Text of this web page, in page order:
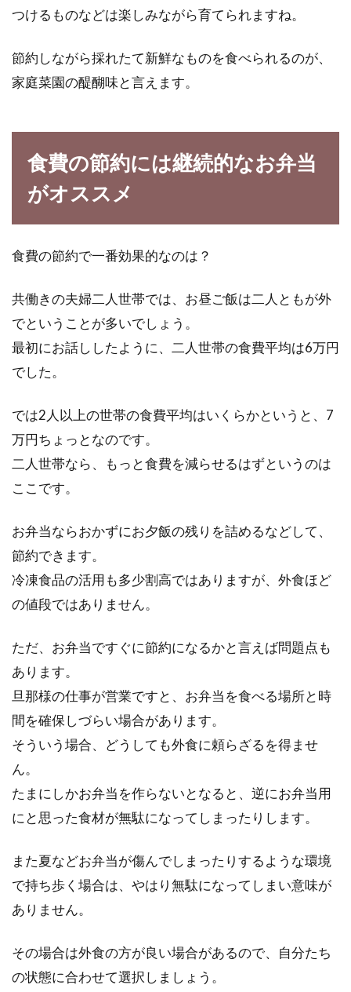
つけるものなどは楽しみながら育てられますね。
節約しながら採れたて新鮮なものを食べられるのが、
家庭菜園の醍醐味と言えます。
食費の節約には継続的なお弁当
がオススメ
食費の節約で一番効果的なのは？
共働きの夫婦二人世帯では、お昼ご飯は二人ともが外
でということが多いでしょう。
最初にお話ししたように、二人世帯の食費平均は6万円
でした。
では2人以上の世帯の食費平均はいくらかというと、7
万円ちょっとなのです。
二人世帯なら、もっと食費を減らせるはずというのは
ここです。
お弁当ならおかずにお夕飯の残りを詰めるなどして、
節約できます。
冷凍食品の活用も多少割高ではありますが、外食ほど
の値段ではありません。
ただ、お弁当ですぐに節約になるかと言えば問題点も
あります。
旦那様の仕事が営業ですと、お弁当を食べる場所と時
間を確保しづらい場合があります。
そういう場合、どうしても外食に頼らざるを得ませ
ん。
たまにしかお弁当を作らないとなると、逆にお弁当用
にと思った食材が無駄になってしまったりします。
また夏などお弁当が傷んでしまったりするような環境
で持ち歩く場合は、やはり無駄になってしまい意味が
ありません。
その場合は外食の方が良い場合があるので、自分たち
の状態に合わせて選択しましょう。